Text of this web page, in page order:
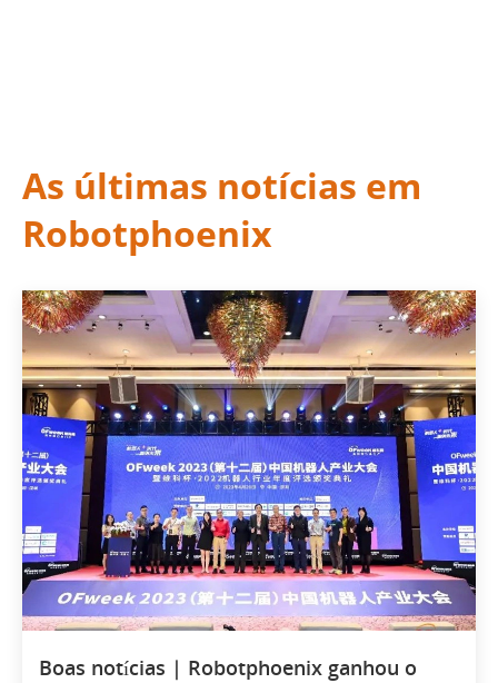
As últimas notícias em
Robotphoenix
Boas notícias | Robotphoenix ganhou o